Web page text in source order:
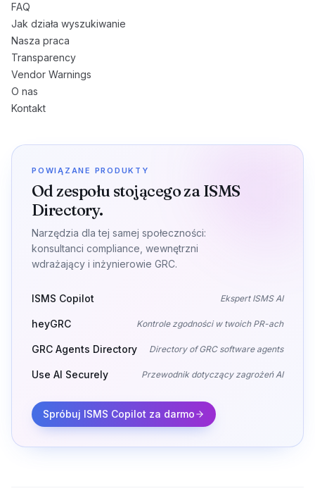
FAQ
Jak działa wyszukiwanie
Nasza praca
Transparency
Vendor Warnings
O nas
Kontakt
POWIĄZANE PRODUKTY
Od zespołu stojącego za ISMS
Directory.
Narzędzia dla tej samej społeczności:
konsultanci compliance, wewnętrzni
wdrażający i inżynierowie GRC.
ISMS Copilot Ekspert ISMS AI
heyGRC Kontrole zgodności w twoich PR-ach
GRC Agents Directory Directory of GRC software agents
Use AI Securely Przewodnik dotyczący zagrożeń AI
Spróbuj ISMS Copilot za darmo